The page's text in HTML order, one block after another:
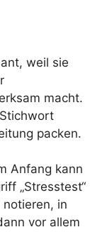
weil sie
macht.
packen.
Anfang kann
„Stresstest“
in
vor allem